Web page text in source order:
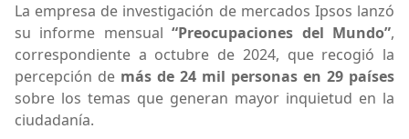
La empresa de investigación de mercados Ipsos lanzó
su informe mensual“Preocupaciones del Mundo”,
correspondiente a octubre de 2024, que recogió la
percepción de más de 24 mil personas en 29 países
sobre los temas que generan mayor inquietud en la
ciudadanía.